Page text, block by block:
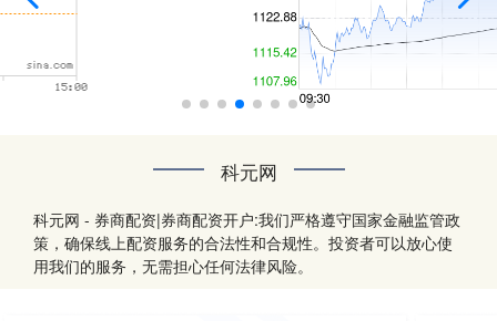
科元网
科元网 - 券商配资|券商配资开户:我们严格遵守国家金融监管政
策，确保线上配资服务的合法性和合规性。投资者可以放心使
用我们的服务，无需担心任何法律风险。